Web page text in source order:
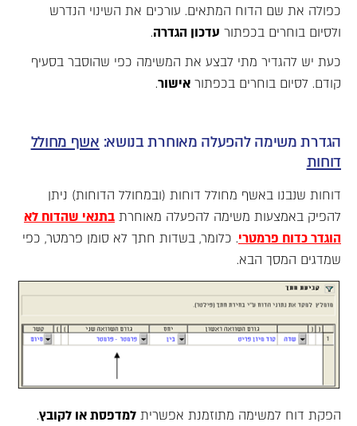
כפולה את שם הדוח המתאים. עורכים את השינוי הנדרש
ולסיום בוחרים בכפתור עדכון הגדרה.
כעת יש להגדיר מתי לבצע את המשימה כפי שהוסבר בסעיף
קודם. לסיום בוחרים בכפתור אישור.
הגדרת משימה להפעלה מאוחרת בנושא: אשף מחולל
דוחות
דוחות שנבנו באשף מחולל דוחות (ובמחולל הדוחות) ניתן
להפיק באמצעות משימה להפעלה מאוחרת בתנאי שהדוח לא
הוגדר כדוח פרמטרי. כלומר, בשדות חתך לא סומן פרמטר, כפי
שמדגים המסך הבא.
הפקת דוח למשימה מתוזמנת אפשרית למדפסת או לקובץ.